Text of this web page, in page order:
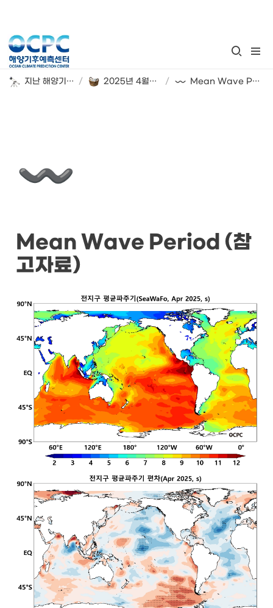
지난 해양기후 계절 전망 / 2025년 4월~6월 해양기후 시범 전망 / Mean Wave Period (참고자료)
〰️
Mean Wave Period (참
고자료)